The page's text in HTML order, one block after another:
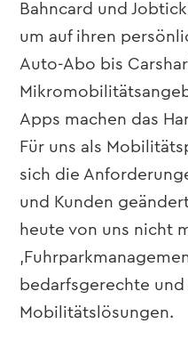
Bahncard und
um auf ihren
Auto-Abo bis
Apps machen das
Für uns als
sich die
und Kunden
heute von uns nicht
bedarfsgerechte
Mobilitätslösungen.